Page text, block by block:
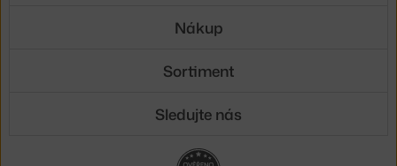
Nákup
Sortiment
Sledujte nás